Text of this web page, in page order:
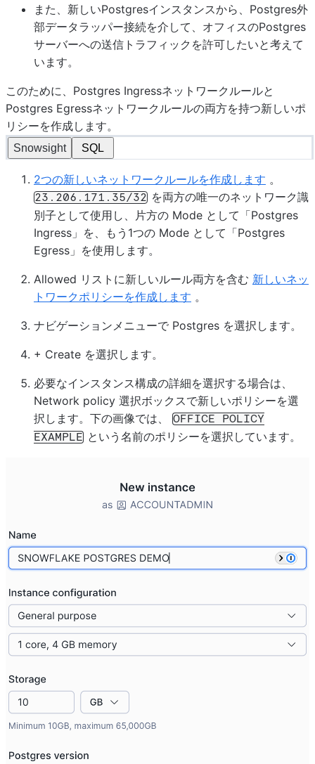
また、新しいPostgresインスタンスから、Postgres外
部データラッパー接続を介して、オフィスのPostgres
サーバーへの送信トラフィックを許可したいと考えて
います。
このために、Postgres Ingressネットワークルールと
Postgres Egressネットワークルールの両方を持つ新しいポ
リシーを作成します。
Snowsight SQL
2つの新しいネットワークルールを作成します 。
23.206.171.35/32 を両方の唯一のネットワーク識
別子として使用し、片方の Mode として「Postgres
Ingress」を、もう1つの Mode として「Postgres
Egress」を使用します。
Allowed リストに新しいルール両方を含む 新しいネッ
トワークポリシーを作成します 。
ナビゲーションメニューで Postgres を選択します。
+ Create を選択します。
必要なインスタンス構成の詳細を選択する場合は、
Network policy 選択ボックスで新しいポリシーを選
択します。下の画像では、
OFFICE
POLICY
EXAMPLE という名前のポリシーを選択しています。